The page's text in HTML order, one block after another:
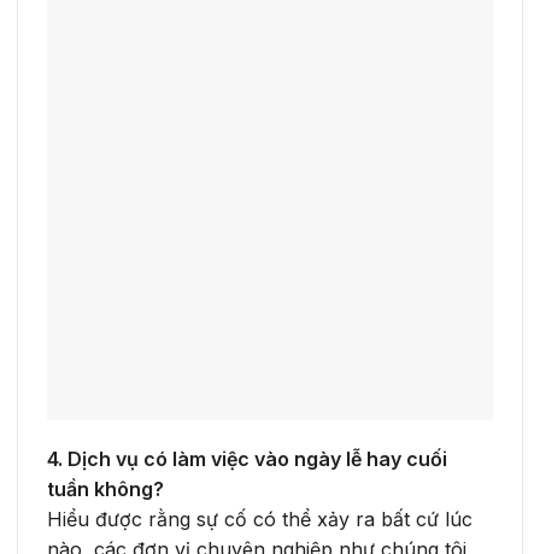
4. Dịch vụ có làm việc vào ngày lễ hay cuối
tuần không?
Hiểu được rằng sự cố có thể xảy ra bất cứ lúc